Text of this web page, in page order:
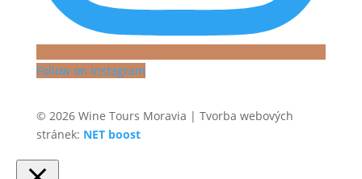
Follow on Instagram
© 2026 Wine Tours Moravia | Tvorba webových
stránek: NET boost